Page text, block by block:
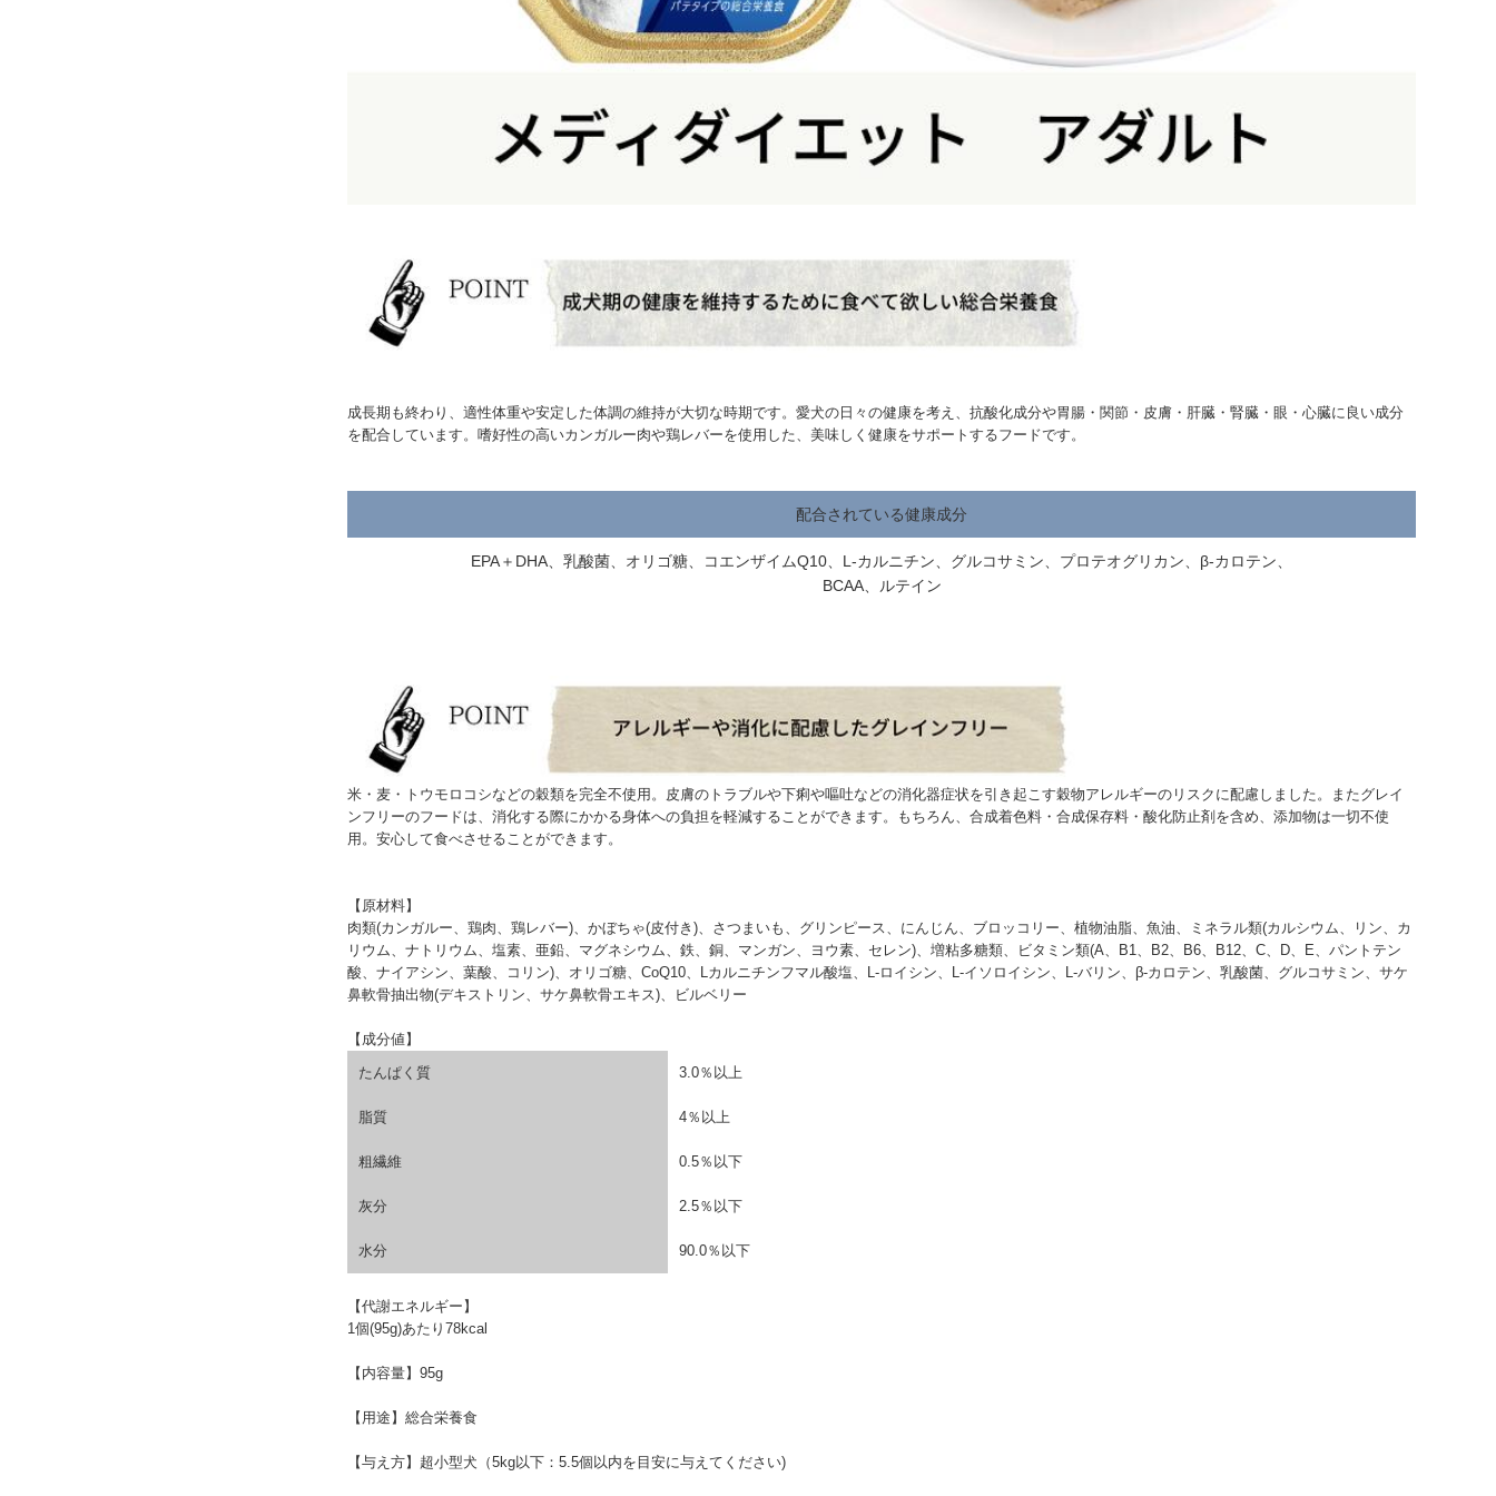
成長期も終わり、適性体重や安定した体調の維持が大切な時期です。愛犬の日々の健康を考え、抗酸化成分や胃腸・関節・皮膚・肝臓・腎臓・眼・心臓に良い成分
を配合しています。嗜好性の高いカンガルー肉や鶏レバーを使用した、美味しく健康をサポートするフードです。
配合されている健康成分
EPA＋DHA、乳酸菌、オリゴ糖、コエンザイムQ10、L-カルニチン、グルコサミン、プロテオグリカン、β-カロテン、
BCAA、ルテイン
米・麦・トウモロコシなどの穀類を完全不使用。皮膚のトラブルや下痢や嘔吐などの消化器症状を引き起こす穀物アレルギーのリスクに配慮しました。またグレイ
ンフリーのフードは、消化する際にかかる身体への負担を軽減することができます。もちろん、合成着色料・合成保存料・酸化防止剤を含め、添加物は一切不使
用。安心して食べさせることができます。
【原材料】
肉類(カンガルー、鶏肉、鶏レバー)、かぼちゃ(皮付き)、さつまいも、グリンピース、にんじん、ブロッコリー、植物油脂、魚油、ミネラル類(カルシウム、リン、カ
リウム、ナトリウム、塩素、亜鉛、マグネシウム、鉄、銅、マンガン、ヨウ素、セレン)、増粘多糖類、ビタミン類(A、B1、B2、B6、B12、C、D、E、パントテン
酸、ナイアシン、葉酸、コリン)、オリゴ糖、CoQ10、Lカルニチンフマル酸塩、L-ロイシン、L-イソロイシン、L-バリン、β-カロテン、乳酸菌、グルコサミン、サケ
鼻軟骨抽出物(デキストリン、サケ鼻軟骨エキス)、ビルベリー
【成分値】
たんぱく質
3.0％以上
脂質 4％以上
粗繊維 0.5％以下
灰分 2.5％以下
水分 90.0％以下
【代謝エネルギー】
1個(95g)あたり78kcal
【内容量】 95g
【用途】 総合栄養食
【与え方】 超小型犬（5kg以下：5.5個以内を目安に与えてください)